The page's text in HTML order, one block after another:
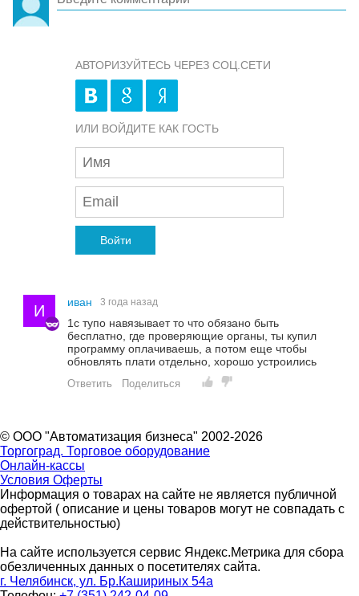
АВТОРИЗУЙТЕСЬ ЧЕРЕЗ СОЦ.СЕТИ
ИЛИ ВОЙДИТЕ КАК ГОСТЬ
Войти
И иван 3 года назад
1с тупо навязывает то что обязано быть
бесплатно, где проверяющие органы, ты купил
программу оплачиваешь, а потом еще чтобы
обновлять плати отдельно, хорошо устроились
Ответить Поделиться
© ООО "Автоматизация бизнеса" 2002-2026
Торгоград. Торговое оборудование
Онлайн-кассы
Условия Оферты
Информация о товарах на сайте не является публичной
офертой ( описание и цены товаров могут не совпадать с
действительностью)
На сайте используется сервис Яндекс.Метрика для сбора
обезличенных данных о посетителях сайта.
г. Челябинск, ул. Бр.Кашириных 54а